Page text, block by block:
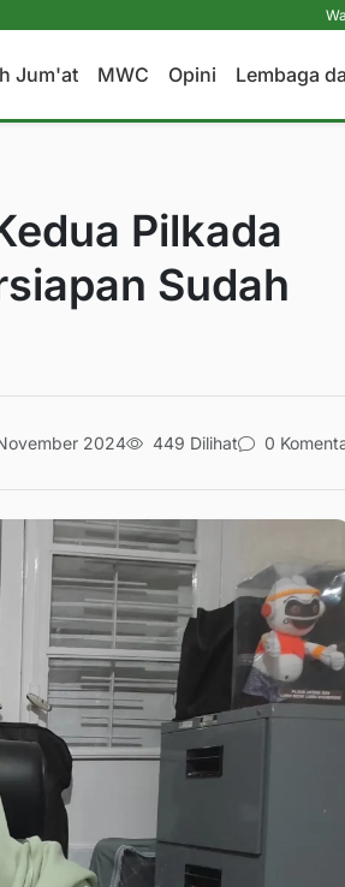
Wayang
Jum'at MWC Opini Lembaga
Pilkada
Sudah
2024 449 Dilihat 0